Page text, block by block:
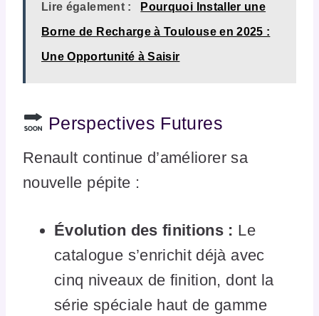
Lire également : Pourquoi Installer une
Borne de Recharge à Toulouse en 2025 :
Une Opportunité à Saisir
Perspectives Futures
Renault continue d’améliorer sa
nouvelle pépite :
Évolution des finitions : Le
catalogue s’enrichit déjà avec
cinq niveaux de finition, dont la
série spéciale haut de gamme